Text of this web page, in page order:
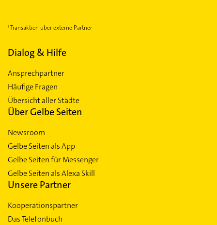
Transaktion über externe Partner
Dialog & Hilfe
Ansprechpartner
Häufige Fragen
Übersicht aller Städte
Über Gelbe Seiten
Newsroom
Gelbe Seiten als App
Gelbe Seiten für Messenger
Gelbe Seiten als Alexa Skill
Unsere Partner
Kooperationspartner
Das Telefonbuch